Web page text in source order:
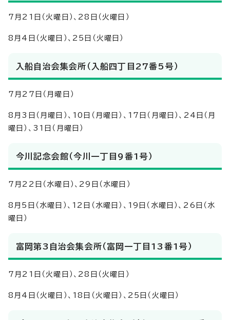
7月21日（火曜日）、28日（火曜日）
8月4日（火曜日）、25日（火曜日）
入船自治会集会所（入船四丁目27番5号）
7月27日（月曜日）
8月3日（月曜日）、10日（月曜日）、17日（月曜日）、24日（月
曜日）、31日（月曜日）
今川記念会館（今川一丁目9番1号）
7月22日（水曜日）、29日（水曜日）
8月5日（水曜日）、12日（水曜日）、19日（水曜日）、26日（水
曜日）
富岡第3自治会集会所（富岡一丁目13番1号）
7月21日（火曜日）、28日（火曜日）
8月4日（火曜日）、18日（火曜日）、25日（火曜日）